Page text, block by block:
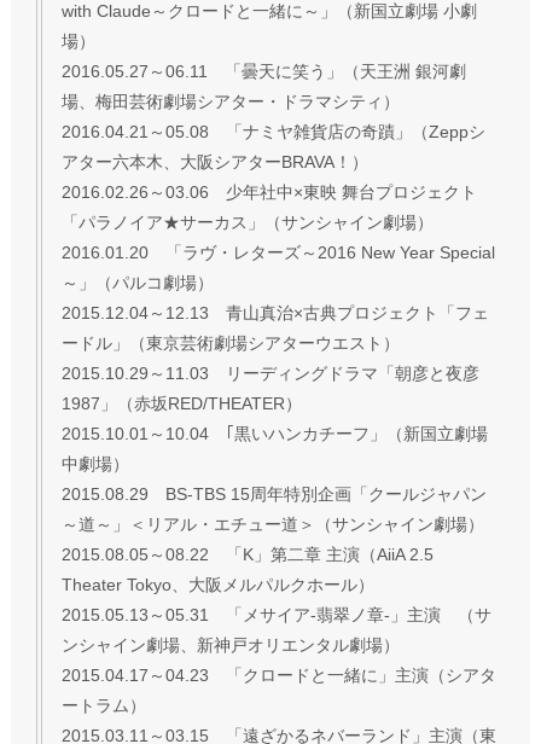
with Claude～クロードと一緒に～」（新国立劇場 小劇
場）
2016.05.27～06.11 「曇天に笑う」（天王洲 銀河劇
場、梅田芸術劇場シアター・ドラマシティ）
2016.04.21～05.08 「ナミヤ雑貨店の奇蹟」（Zeppシ
アター六本木、大阪シアターBRAVA！）
2016.02.26～03.06 少年社中×東映 舞台プロジェクト
「パラノイア★サーカス」（サンシャイン劇場）
2016.01.20 「ラヴ・レターズ～2016 New Year Special
～」（パルコ劇場）
2015.12.04～12.13 青山真治×古典プロジェクト「フェ
ードル」（東京芸術劇場シアターウエスト）
2015.10.29～11.03 リーディングドラマ「朝彦と夜彦
1987」（赤坂RED/THEATER）
2015.10.01～10.04 ｢黒いハンカチーフ」（新国立劇場
中劇場）
2015.08.29 BS-TBS 15周年特別企画「クールジャパン
～道～」＜リアル・エチュー道＞（サンシャイン劇場）
2015.08.05～08.22 「K」第二章 主演（AiiA 2.5
Theater Tokyo、大阪メルパルクホール）
2015.05.13～05.31 「メサイア-翡翠ノ章-」主演 （サ
ンシャイン劇場、新神戸オリエンタル劇場）
2015.04.17～04.23 「クロードと一緒に」主演（シアタ
ートラム）
2015.03.11～03.15 「遠ざかるネバーランド」主演（東